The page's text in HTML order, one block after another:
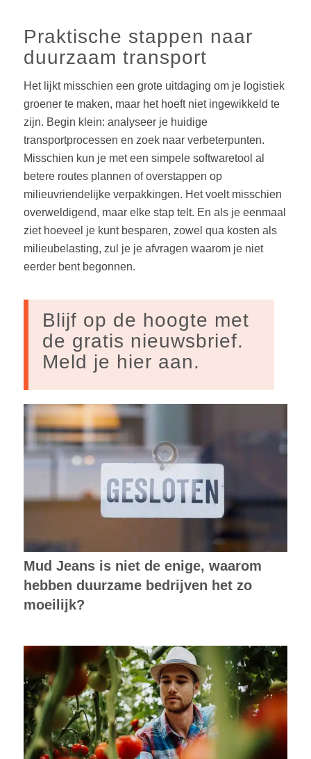
Praktische stappen naar
duurzaam transport
Het lijkt misschien een grote uitdaging om je logistiek
groener te maken, maar het hoeft niet ingewikkeld te
zijn. Begin klein: analyseer je huidige
transportprocessen en zoek naar verbeterpunten.
Misschien kun je met een simpele softwaretool al
betere routes plannen of overstappen op
milieuvriendelijke verpakkingen. Het voelt misschien
overweldigend, maar elke stap telt. En als je eenmaal
ziet hoeveel je kunt besparen, zowel qua kosten als
milieubelasting, zul je je afvragen waarom je niet
eerder bent begonnen.
Blijf op de hoogte met
de gratis nieuwsbrief.
Meld je hier aan.
Mud Jeans is niet de enige, waarom
hebben duurzame bedrijven het zo
moeilijk?